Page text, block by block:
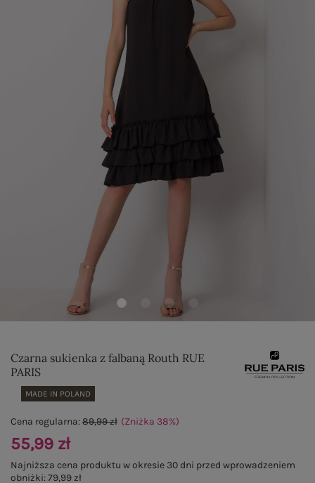
Czarna sukienka z falbaną Routh RUE
PARIS
MADE IN POLAND
Cena regularna:89,99 zł (Zniżka 38%)
55,99 zł
Najniższa cena produktu w okresie 30 dni przed wprowadzeniem
obniżki:79,99 zł